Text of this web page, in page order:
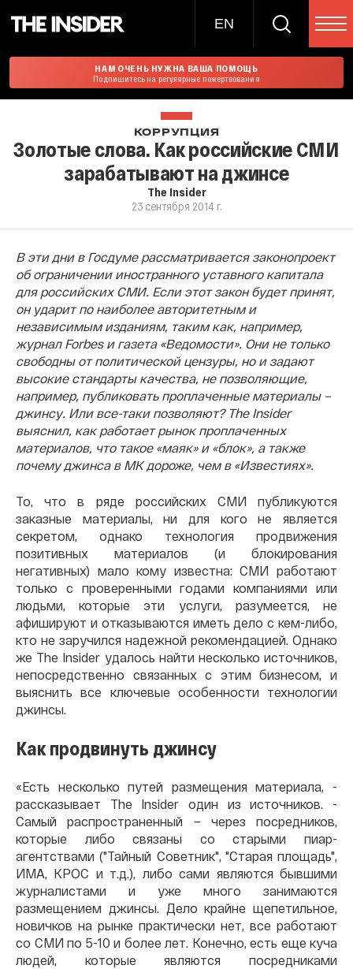
EN
НАМ ОЧЕНЬ НУЖНА ВАША ПОМОЩЬ
Подпишитесь на регулярные пожертвования
КОРРУПЦИЯ
Золотые слова. Как российские СМИ
зарабатывают на джинсе
The Insider
23 сентября 2014 г.
В эти дни в Госдуме рассматривается законопроект
об ограничении иностранного уставного капитала
для российских СМИ. Если этот закон будет принят,
он ударит по наиболее авторитетным и
независимым изданиям, таким как, например,
журнал Forbes и газета «Ведомости». Они не только
свободны от политической цензуры, но и задают
высокие стандарты качества, не позволяющие,
например, публиковать проплаченные материалы –
джинсу. Или все-таки позволяют? The Insider
выяснил, как работает рынок проплаченных
материалов, что такое «маяк» и «блок», а также
почему джинса в МК дороже, чем в «Известиях».
То, что в ряде российских СМИ публикуются
заказные материалы, ни для кого не является
секретом, однако технология продвижения
позитивных материалов (и блокирования
негативных) мало кому известна: СМИ работают
только с проверенными годами компаниями или
людьми, которые эти услуги, разумеется, не
афишируют и отказываются иметь дело с кем-либо,
кто не заручился надежной рекомендацией. Однако
же The Insider удалось найти несколько источников,
непосредственно связанных с этим бизнесом, и
выяснить все ключевые особенности технологии
джинсы.
Как продвинуть джинсу
«Есть несколько путей размещения материала, -
рассказывает The Insider один из источников. -
Самый распространенный – через посредников,
которые либо связаны со старыми пиар-
агентствами ("Тайный Советник", "Старая площадь",
ИМА, КРОС и т.д.), либо сами являются бывшими
журналистами и уже много занимаются
размещением джинсы. Дело крайне щепетильное,
новичков на рынке практически нет, все работают
со СМИ по 5-10 и более лет. Конечно, есть еще куча
людей, которые являются посредниками